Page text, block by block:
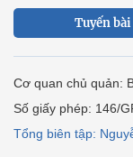
Tuyến bài
Cơ quan chủ quản:
Số giấy phép: 146/
Tổng biên tập: